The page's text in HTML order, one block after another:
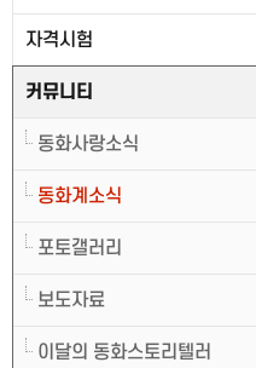
자격시험
커뮤니티
동화사랑소식
동화계소식
포토갤러리
보도자료
이달의 동화스토리텔러